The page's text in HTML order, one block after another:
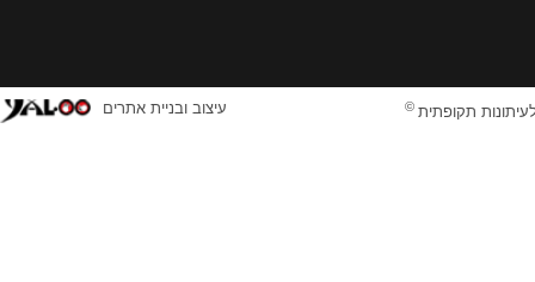
תקופתית © עיצוב ובניית אתרים